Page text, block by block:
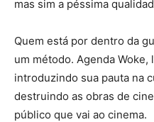
mas sim a péssima
Quem está por dentro da
um método. Agenda
introduzindo sua pauta na
destruindo as obras de
público que vai ao cinema.